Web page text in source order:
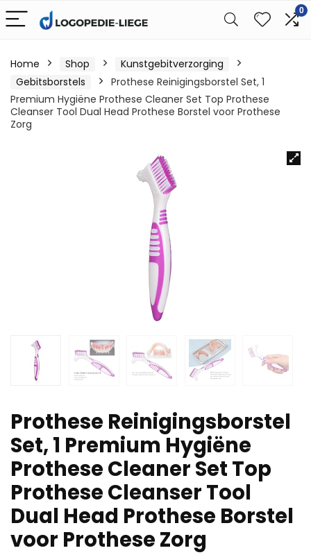
0
Home Shop
Kunstgebitverzorging
Gebitsborstels
Prothese Reinigingsborstel Set, 1
Premium Hygiëne Prothese Cleaner Set Top Prothese
Cleanser Tool Dual Head Prothese Borstel voor Prothese
Zorg
Prothese Reinigingsborstel
Set, 1 Premium Hygiëne
Prothese Cleaner Set Top
Prothese Cleanser Tool
Dual Head Prothese Borstel
voor Prothese Zorg